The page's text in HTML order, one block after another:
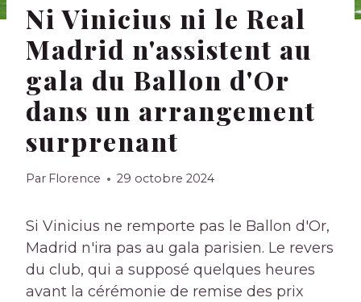
Ni Vinicius ni le Real
Madrid n'assistent au
gala du Ballon d'Or
dans un arrangement
surprenant
Par Florence 29 octobre 2024
Si Vinicius ne remporte pas le Ballon d'Or,
Madrid n'ira pas au gala parisien. Le revers
du club, qui a supposé quelques heures
avant la cérémonie de remise des prix